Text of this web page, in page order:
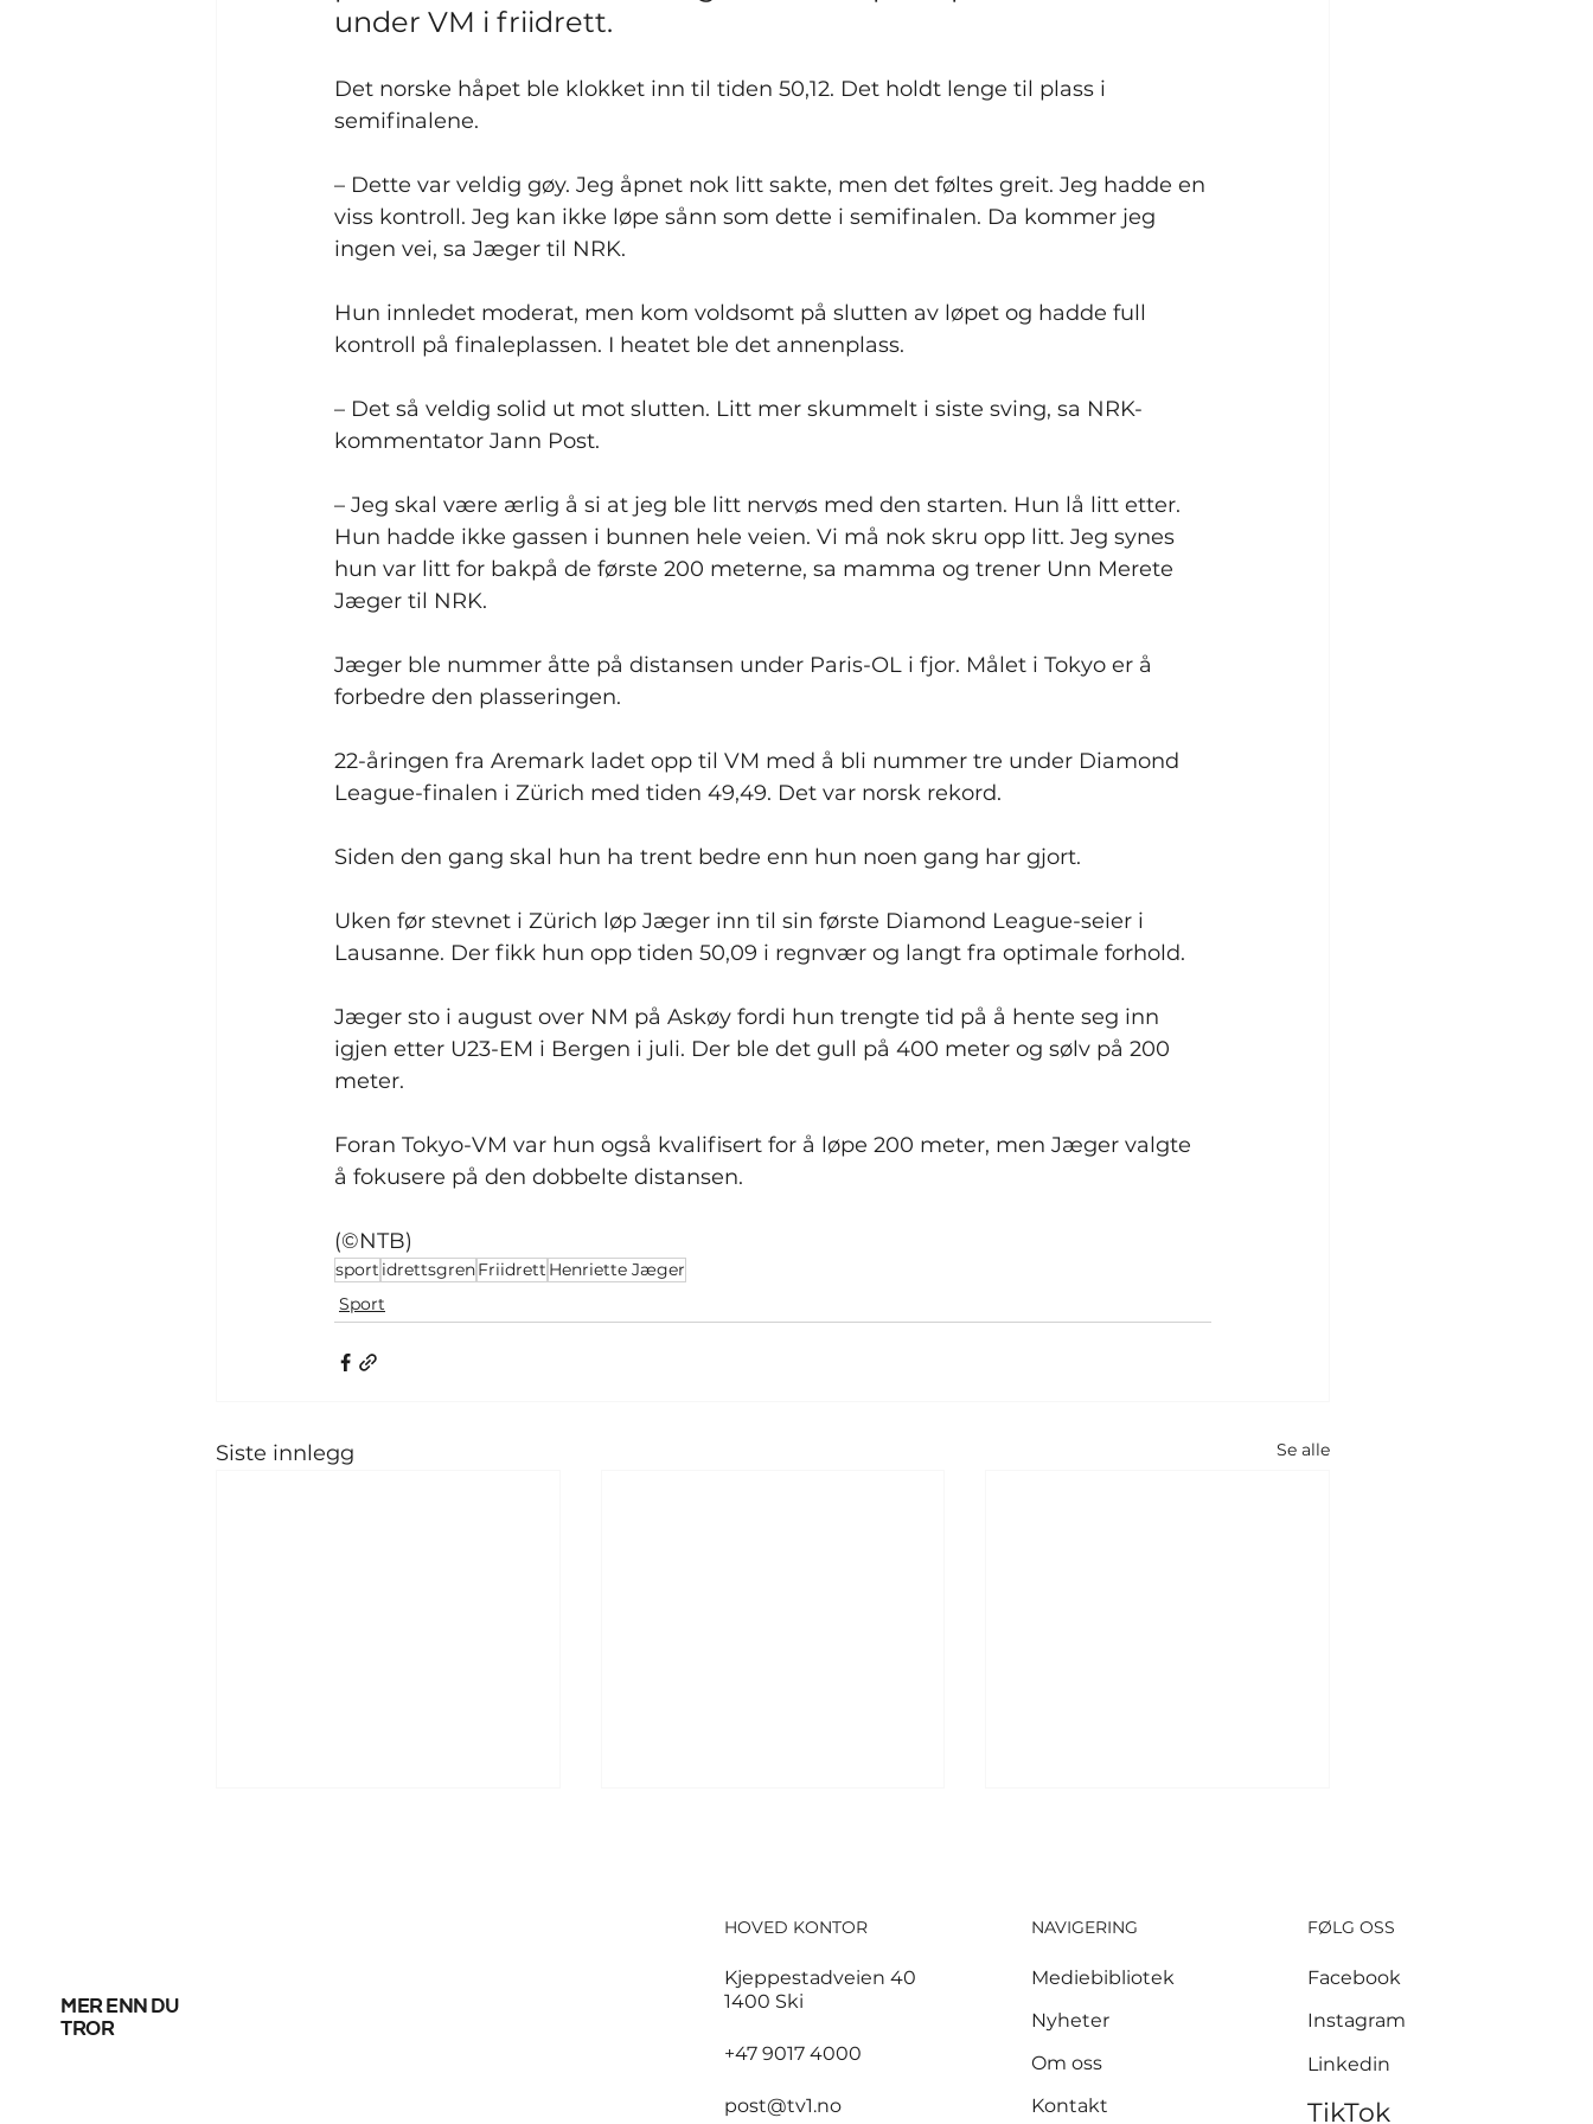
under VM i friidrett.
Det norske håpet ble klokket inn til tiden 50,12. Det holdt lenge til plass i
semifinalene.
– Dette var veldig gøy. Jeg åpnet nok litt sakte, men det føltes greit. Jeg hadde en
viss kontroll. Jeg kan ikke løpe sånn som dette i semifinalen. Da kommer jeg
ingen vei, sa Jæger til NRK.
Hun innledet moderat, men kom voldsomt på slutten av løpet og hadde full
kontroll på finaleplassen. I heatet ble det annenplass.
– Det så veldig solid ut mot slutten. Litt mer skummelt i siste sving, sa NRK-
kommentator Jann Post.
– Jeg skal være ærlig å si at jeg ble litt nervøs med den starten. Hun lå litt etter.
Hun hadde ikke gassen i bunnen hele veien. Vi må nok skru opp litt. Jeg synes
hun var litt for bakpå de første 200 meterne, sa mamma og trener Unn Merete
Jæger til NRK.
Jæger ble nummer åtte på distansen under Paris-OL i fjor. Målet i Tokyo er å
forbedre den plasseringen.
22-åringen fra Aremark ladet opp til VM med å bli nummer tre under Diamond
League-finalen i Zürich med tiden 49,49. Det var norsk rekord.
Siden den gang skal hun ha trent bedre enn hun noen gang har gjort.
Uken før stevnet i Zürich løp Jæger inn til sin første Diamond League-seier i
Lausanne. Der fikk hun opp tiden 50,09 i regnvær og langt fra optimale forhold.
Jæger sto i august over NM på Askøy fordi hun trengte tid på å hente seg inn
igjen etter U23-EM i Bergen i juli. Der ble det gull på 400 meter og sølv på 200
meter.
Foran Tokyo-VM var hun også kvalifisert for å løpe 200 meter, men Jæger valgte
å fokusere på den dobbelte distansen.
(©NTB)
sport idrettsgrenFriidrett Henriette Jæger
Sport
Siste innlegg Se alle
Infantino-kritikk: –
presidentens makt
Messi scoret sine
satte ny rekord
mer enn du
tror
HOVED KONTOR
Kjeppestadveien 40
1400 Ski
+47 9017 4000
post@tv1.no
NAVIGERING
Mediebibliotek
Nyheter
Om oss
Kontakt
FØLG OSS
Facebook
Instagram
Linkedin
TikTok